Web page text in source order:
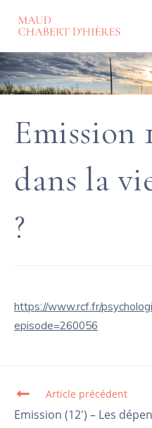
Emission
dans la
?
https://www.rcf.fr/
episode=260056
Article précédent
Emission (12′) – Les